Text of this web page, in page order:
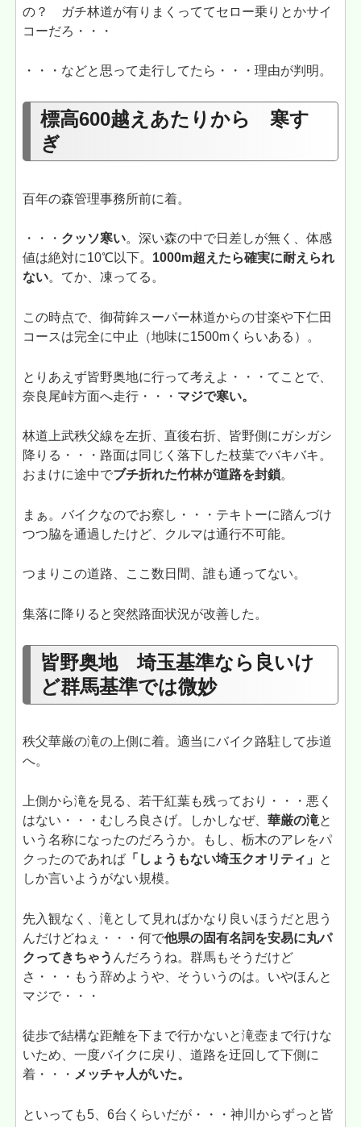
の？ ガチ林道が有りまくっててセロー乗りとかサイ
コーだろ・・・
・・・などと思って走行してたら・・・理由が判明。
標高600越えあたりから 寒す
ぎ
百年の森管理事務所前に着。
・・・ クッソ寒い。深い森の中で日差しが無く、体感
値は絶対に10℃以下。 1000m超えたら確実に耐えられ
ない。てか、凍ってる。
この時点で、御荷鉾スーパー林道からの甘楽や下仁田
コースは完全に中止（地味に1500mくらいある）。
とりあえず皆野奥地に行って考えよ・・・てことで、
奈良尾峠方面へ走行・・・ マジで寒い。
林道上武秩父線を左折、直後右折、皆野側にガシガシ
降りる・・・路面は同じく落下した枝葉でバキバキ。
おまけに途中でブチ折れた竹林が道路を封鎖。
まぁ。バイクなのでお察し・・・テキトーに踏んづけ
つつ脇を通過したけど、クルマは通行不可能。
つまりこの道路、ここ数日間、誰も通ってない。
集落に降りると突然路面状況が改善した。
皆野奥地 埼玉基準なら良いけ
ど群馬基準では微妙
秩父華厳の滝の上側に着。適当にバイク路駐して歩道
へ。
上側から滝を見る、若干紅葉も残っており・・・悪く
はない・・・むしろ良さげ。しかしなぜ、華厳の滝と
いう名称になったのだろうか。もし、栃木のアレをパ
クったのであれば 「しょうもない埼玉クオリティ」
と
しか言いようがない規模。
先入観なく、滝として見ればかなり良いほうだと思う
んだけどねぇ・・・何で他県の固有名詞を安易に丸パ
クってきちゃう んだろうね。群馬もそうだけど
さ・・・もう辞めようや、そういうのは。いやほんと
マジで・・・
徒歩で結構な距離を下まで行かないと滝壺まで行けな
いため、一度バイクに戻り、道路を迂回して下側に
着・・・ メッチャ人がいた。
といっても5、6台くらいだが・・・神川からずっと皆